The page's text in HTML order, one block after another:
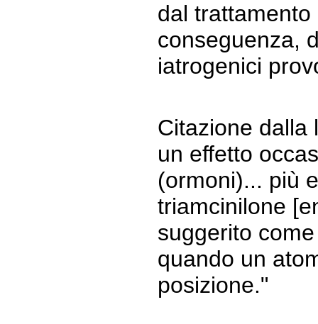
dal
conseguenza,
iatrogenici
Citazione dalla
un effetto
(ormoni)... più
triamcinilone
suggerito
quando un
posizione."